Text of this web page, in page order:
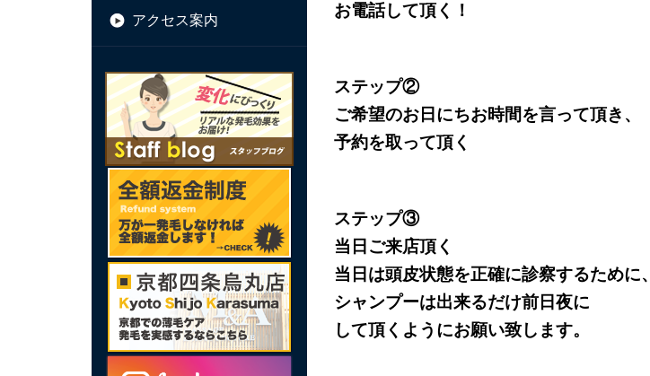
アクセス案内
お電話して頂く！
ステップ②
ご希望のお日にちお時間を言って頂き、
予約を取って頂く
ステップ③
当日ご来店頂く
当日は頭皮状態を正確に診察するために、
シャンプーは出来るだけ前日夜に
して頂くようにお願い致します。